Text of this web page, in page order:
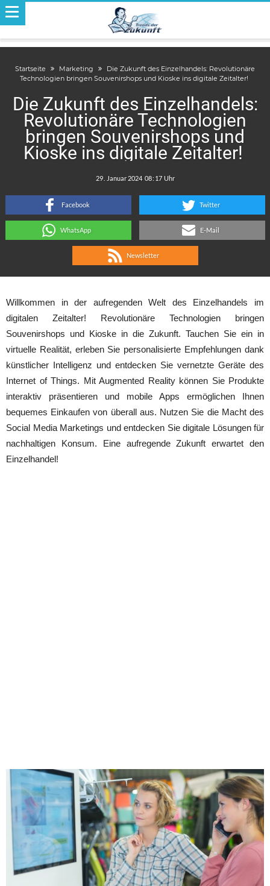
Startseite Marketing
Die Zukunft des Einzelhandels: Revolutionäre
Technologien bringen Souvenirshops und Kioske ins digitale Zeitalter!
Die Zukunft des Einzelhandels:
Revolutionäre Technologien
bringen Souvenirshops und
Kioske ins digitale Zeitalter!
:
Facebook Twitter
WhatsApp E-Mail
Newsletter
Willkommen in der aufregenden Welt des Einzelhandels im
digitalen Zeitalter! Revolutionäre Technologien bringen
Souvenirshops und Kioske in die Zukunft. Tauchen Sie ein in
virtuelle Realität, erleben Sie personalisierte Empfehlungen dank
künstlicher Intelligenz und entdecken Sie vernetzte Geräte des
Internet of Things. Mit Augmented Reality können Sie Produkte
interaktiv präsentieren und mobile Apps ermöglichen Ihnen
bequemes Einkaufen von überall aus. Nutzen Sie die Macht des
Social Media Marketings und entdecken Sie digitale Lösungen für
nachhaltigen Konsum. Eine aufregende Zukunft erwartet den
Einzelhandel!